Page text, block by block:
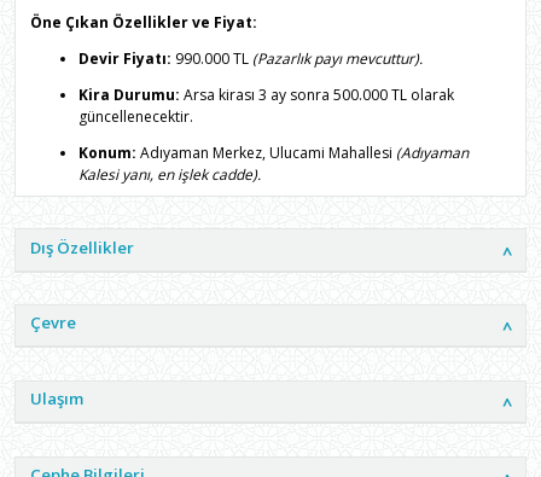
Öne Çıkan Özellikler ve Fiyat:
Devir Fiyatı: 990.000 TL (Pazarlık payı mevcuttur).
Kira Durumu: Arsa kirası 3 ay sonra 500.000 TL olarak
güncellenecektir.
Konum: Adıyaman Merkez, Ulucami Mahallesi (Adıyaman
Kalesi yanı, en işlek cadde).
Fiziki Alanlar:
mevcuttur.
Demirbaş ve Ekipmanlar:Jeneratör, köpük makinesi, sanayi
İş Hacmi ve Potansiyel:
dahi minimum 15 araç; yaz sezonunda deneyimli personellerle
Dış Özellikler
Çevre
Ulaşım